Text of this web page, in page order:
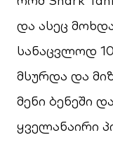
და ასეც
სანაცვლოდ
მსურდა და
მენი ბენეში
ყველანაირი